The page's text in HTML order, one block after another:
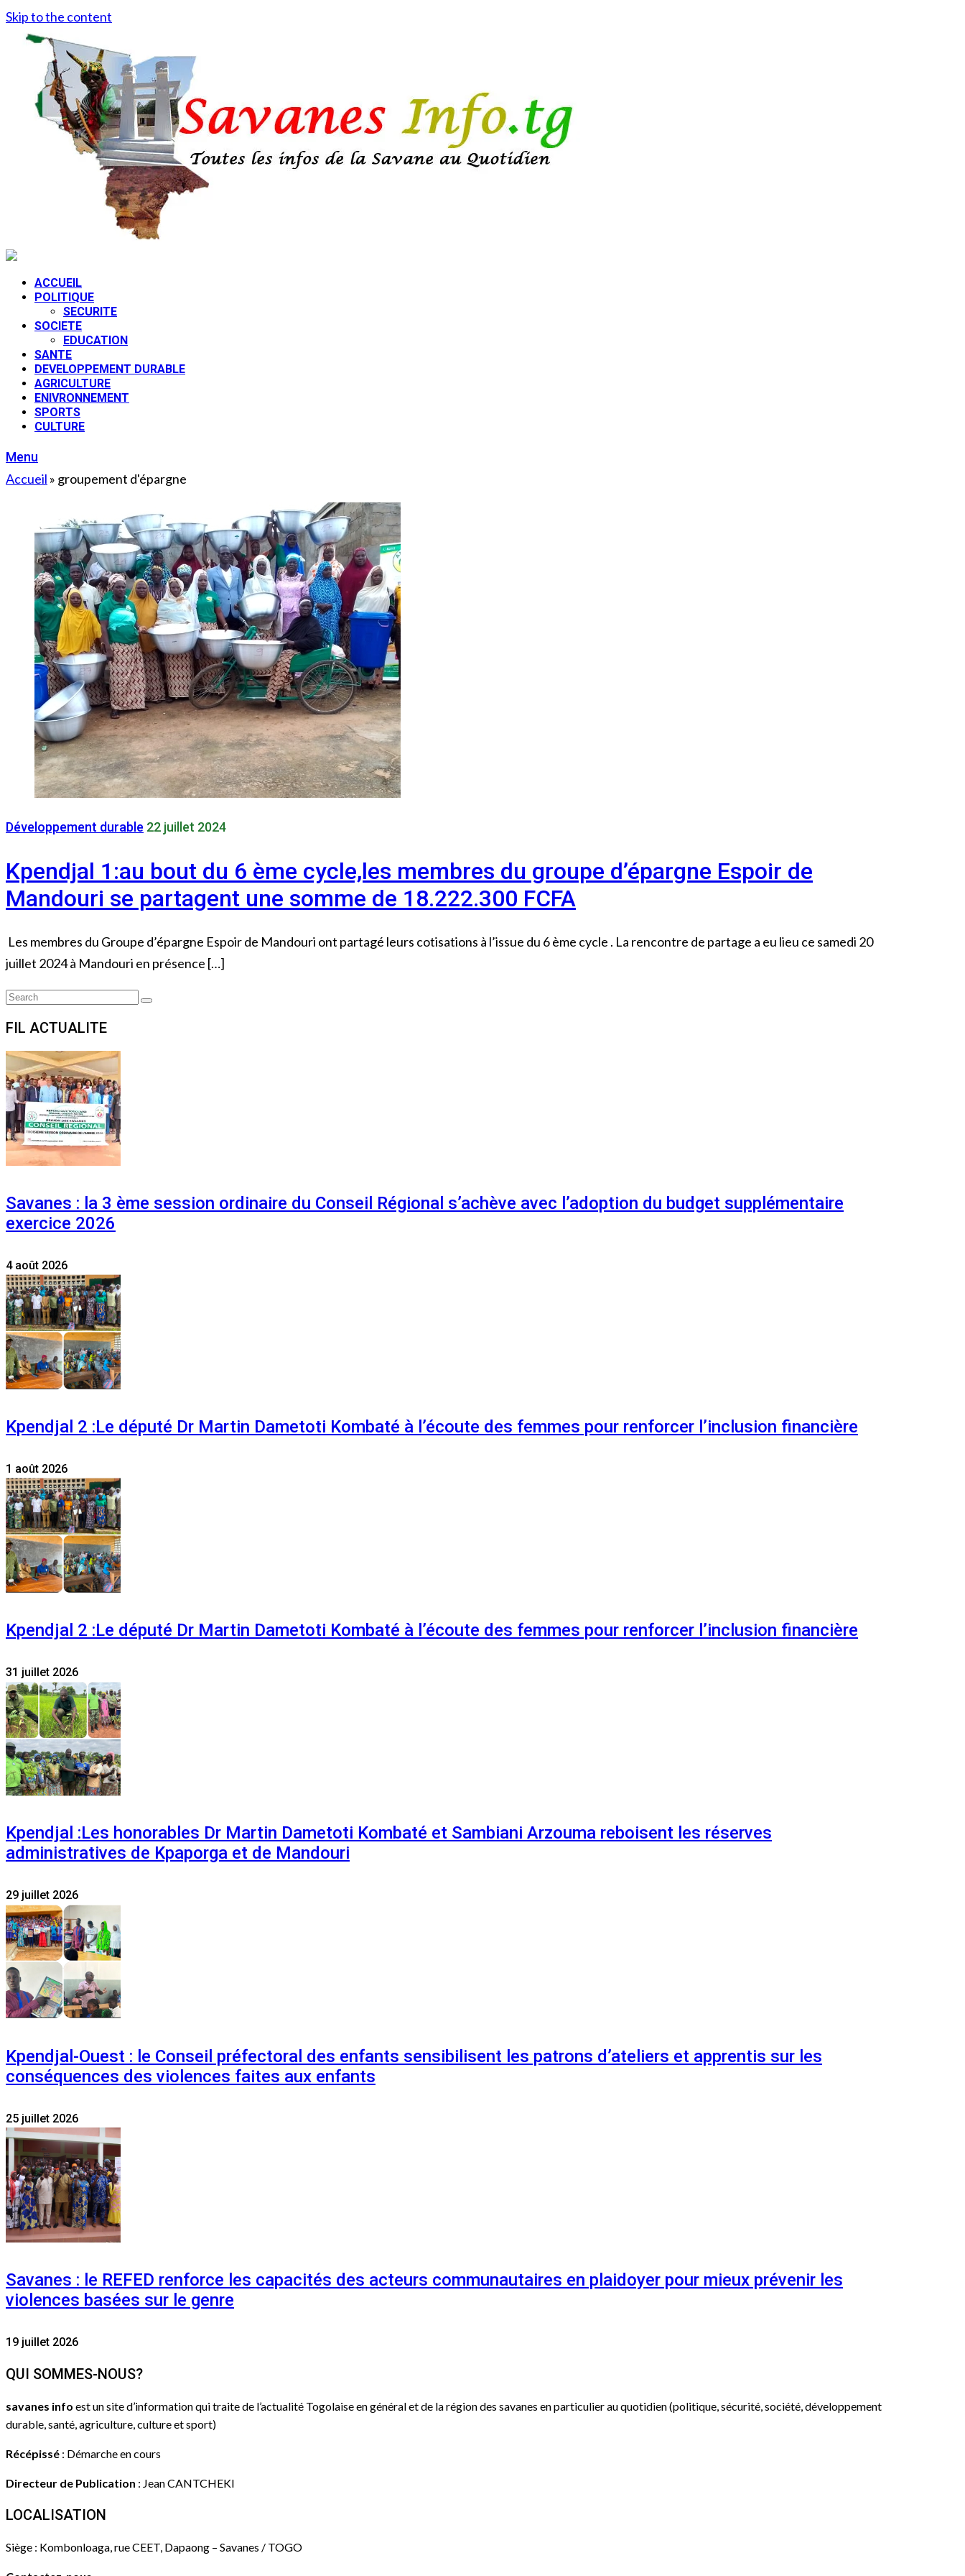
Skip to the content
ACCUEIL
POLITIQUE
SECURITE
SOCIETE
EDUCATION
SANTE
DEVELOPPEMENT DURABLE
AGRICULTURE
ENIVRONNEMENT
SPORTS
CULTURE
Menu
Accueil » groupement d'épargne
Développement durable 22 juillet 2024
Kpendjal 1:au bout du 6 ème cycle,les membres du groupe d’épargne Espoir de
Mandouri se partagent une somme de 18.222.300 FCFA
Les membres du Groupe d’épargne Espoir de Mandouri ont partagé leurs cotisations à l’issue du 6 ème cycle . La rencontre de partage a eu lieu ce samedi 20
juillet 2024 à Mandouri en présence […]
Search
Search
FIL ACTUALITE
Savanes : la 3 ème session ordinaire du Conseil Régional s’achève avec l’adoption du budget supplémentaire
exercice 2026
4 août 2026
Kpendjal 2 :Le député Dr Martin Dametoti Kombaté à l’écoute des femmes pour renforcer l’inclusion financière
1 août 2026
Kpendjal 2 :Le député Dr Martin Dametoti Kombaté à l’écoute des femmes pour renforcer l’inclusion financière
31 juillet 2026
Kpendjal :Les honorables Dr Martin Dametoti Kombaté et Sambiani Arzouma reboisent les réserves
administratives de Kpaporga et de Mandouri
29 juillet 2026
Kpendjal-Ouest : le Conseil préfectoral des enfants sensibilisent les patrons d’ateliers et apprentis sur les
conséquences des violences faites aux enfants
25 juillet 2026
Savanes : le REFED renforce les capacités des acteurs communautaires en plaidoyer pour mieux prévenir les
violences basées sur le genre
19 juillet 2026
QUI SOMMES-NOUS?
savanes info est un site d’information qui traite de l’actualité Togolaise en général et de la région des savanes en particulier au quotidien (politique, sécurité, société, développement
durable, santé, agriculture, culture et sport)
Récépissé : Démarche en cours
Directeur de Publication : Jean CANTCHEKI
LOCALISATION
Siège : Kombonloaga, rue CEET, Dapaong – Savanes / TOGO